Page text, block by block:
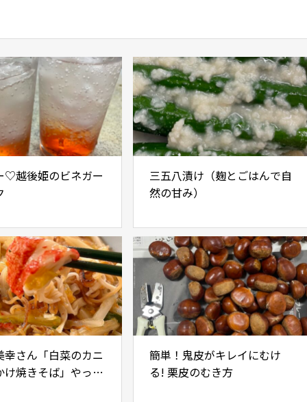
♡越後姫のビネガー
三五八漬け（麹とごはんで自
然の甘み）
幸さん「白菜のカニ
け焼きそば」やって
簡単！鬼皮がキレイにむけ
る! 栗皮のむき方